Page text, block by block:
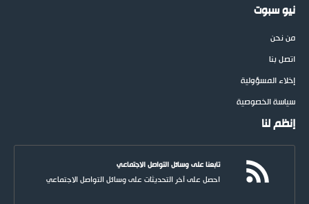
نيو سبوت
من نحن
اتصل بنا
إخلاء المسؤولية
سياسة الخصوصية
إنظم لنا
تابعنا على وسائل التواصل الاجتماعي
احصل على آخر التحديثات على وسائل التواصل الاجتماعي